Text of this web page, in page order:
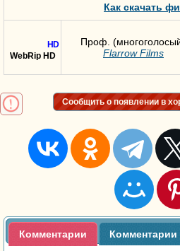
Как скачать
HD
WebRip HD
Проф.
Flarrow Films
Сообщить о появлении в
Комментарии Комментарии